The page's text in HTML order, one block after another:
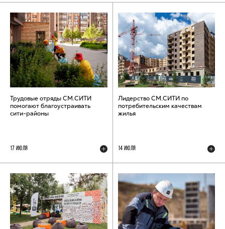
Трудовые отряды СМ.СИТИ
помогают благоустраивать
сити-районы
17 ИЮЛЯ
Лидерство СМ.СИТИ по
потребительским качествам
жилья
14 ИЮЛЯ